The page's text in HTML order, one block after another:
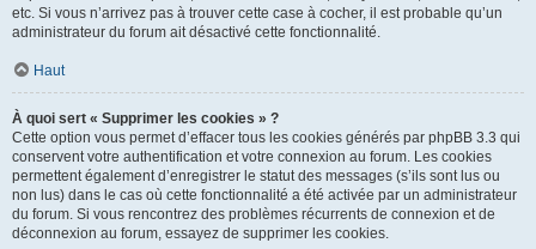
etc. Si vous n’arrivez pas à trouver cette case à cocher, il est probable qu’un
administrateur du forum ait désactivé cette fonctionnalité.
Haut
À quoi sert « Supprimer les cookies » ?
Cette option vous permet d’effacer tous les cookies générés par phpBB 3.3 qui
conservent votre authentification et votre connexion au forum. Les cookies
permettent également d’enregistrer le statut des messages (s’ils sont lus ou
non lus) dans le cas où cette fonctionnalité a été activée par un administrateur
du forum. Si vous rencontrez des problèmes récurrents de connexion et de
déconnexion au forum, essayez de supprimer les cookies.